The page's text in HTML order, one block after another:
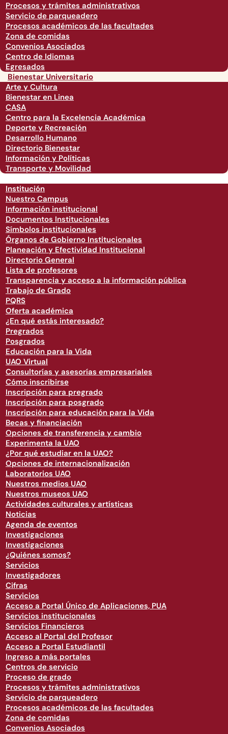
Procesos y trámites administrativos
Servicio de parqueadero
Procesos académicos de las facultades
Zona de comidas
Convenios Asociados
Centro de Idiomas
Egresados
Bienestar Universitario
Arte y Cultura
Bienestar en Linea
CASA
Centro para la Excelencia Académica
Deporte y Recreación
Desarrollo Humano
Directorio Bienestar
Información y Políticas
Transporte y Movilidad
Institución
Nuestro Campus
Información institucional
Documentos Institucionales
Símbolos institucionales
Órganos de Gobierno Institucionales
Planeación y Efectividad Institucional
Directorio General
Lista de profesores
Transparencia y acceso a la información pública
Trabajo de Grado
PQRS
Oferta académica
¿En qué estás interesado?
Pregrados
Posgrados
Educación para la Vida
UAO Virtual
Consultorías y asesorías empresariales
Cómo inscribirse
Inscripción para pregrado
Inscripción para posgrado
Inscripción para educación para la Vida
Becas y financiación
Opciones de transferencia y cambio
Experimenta la UAO
¿Por qué estudiar en la UAO?
Opciones de internacionalización
Laboratorios UAO
Nuestros medios UAO
Nuestros museos UAO
Actividades culturales y artísticas
Noticias
Agenda de eventos
Investigaciones
Investigaciones
¿Quiénes somos?
Servicios
Investigadores
Cifras
Servicios
Acceso a Portal Único de Aplicaciones, PUA
Servicios institucionales
Servicios Financieros
Acceso al Portal del Profesor
Acceso a Portal Estudiantil
Ingreso a más portales
Centros de servicio
Proceso de grado
Procesos y trámites administrativos
Servicio de parqueadero
Procesos académicos de las facultades
Zona de comidas
Convenios Asociados